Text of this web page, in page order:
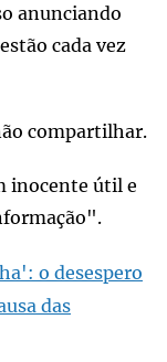
anunciando
cada vez
compartilhar.
inocente útil e
o desespero
das